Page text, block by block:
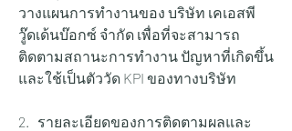
วางแผนการทำงานของ บริษัท เคเอสพี
วู๊ดเด้นบ๊อกซ์ จำกัด เพื่อที่จะสามารถ
ติดตามสถานะการทำงาน ปัญหาที่เกิดขึ้น
และใช้เป็นตัววัด KPI ของทางบริษัท
2.   รายละเอียดของการติดตามผลและ